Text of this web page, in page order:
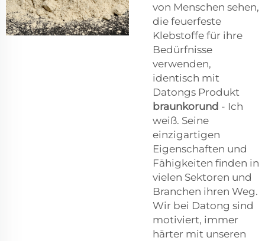
von Menschen sehen,
die feuerfeste
Klebstoffe für ihre
Bedürfnisse
verwenden,
identisch mit
Datongs Produkt
braunkorund - Ich
weiß. Seine
einzigartigen
Eigenschaften und
Fähigkeiten finden in
vielen Sektoren und
Branchen ihren Weg.
Wir bei Datong sind
motiviert, immer
härter mit unseren